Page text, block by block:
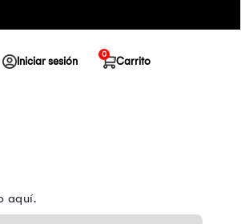
Iniciar sesión Carrito
0
aquí.